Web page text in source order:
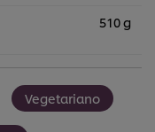
510 g
Vegetariano